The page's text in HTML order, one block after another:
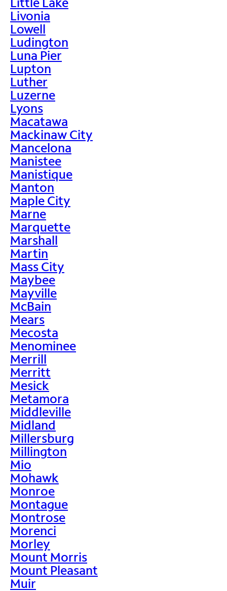
Livonia
Lowell
Ludington
Luna Pier
Lupton
Luther
Luzerne
Lyons
Macatawa
Mackinaw City
Mancelona
Manistee
Manistique
Manton
Maple City
Marne
Marquette
Marshall
Martin
Mass City
Maybee
Mayville
McBain
Mears
Mecosta
Menominee
Merrill
Merritt
Mesick
Metamora
Middleville
Midland
Millersburg
Millington
Mio
Mohawk
Monroe
Montague
Montrose
Morenci
Morley
Mount Morris
Mount Pleasant
Muir